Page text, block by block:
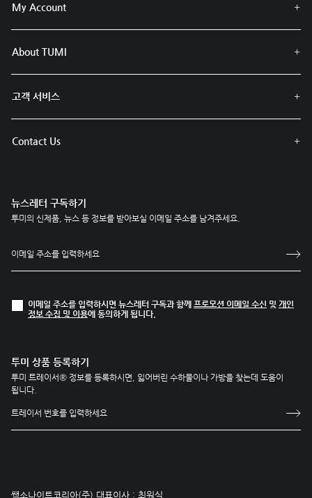
My Account
About TUMI
고객 서비스
Contact Us
뉴스레터 구독하기
투미의 신제품, 뉴스 등 정보를 받아보실 이메일 주소를 남겨주세요.
이메일 주소를 입력하시면 뉴스레터 구독과 함께 프로모션 이메일 수신 및 개인
정보 수집 및 이용에 동의하게 됩니다.
투미 상품 등록하기
투미 트레이서® 정보를 등록하시면, 잃어버린 수하물이나 가방을 찾는데 도움이
됩니다.
쌤소나이트코리아(주) 대표이사 : 최원식